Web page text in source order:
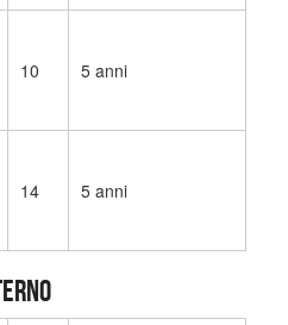
10 5 anni
14 5 anni